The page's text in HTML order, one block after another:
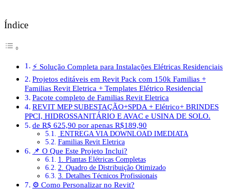
Índice
⚡ Solução Completa para Instalações Elétricas Residenciais
Projetos editáveis em Revit Pack com 150k Familias +
Familias Revit Eletrica + Templates Elétrico Residencial
Pacote completo de Familias Revit Eletrica
REVIT MEP SUBESTAÇÃO+SPDA + Elétrico+ BRINDES
PPCI, HIDROSSANITÁRIO E AVAC e USINA DE SOLO.
de R$ 625,90 por apenas R$189,90
ENTREGA VIA DOWNLOAD IMEDIATA
Familias Revit Eletrica
📌 O Que Este Projeto Inclui?
1. Plantas Elétricas Completas
2. Quadro de Distribuição Otimizado
3. Detalhes Técnicos Profissionais
⚙️ Como Personalizar no Revit?